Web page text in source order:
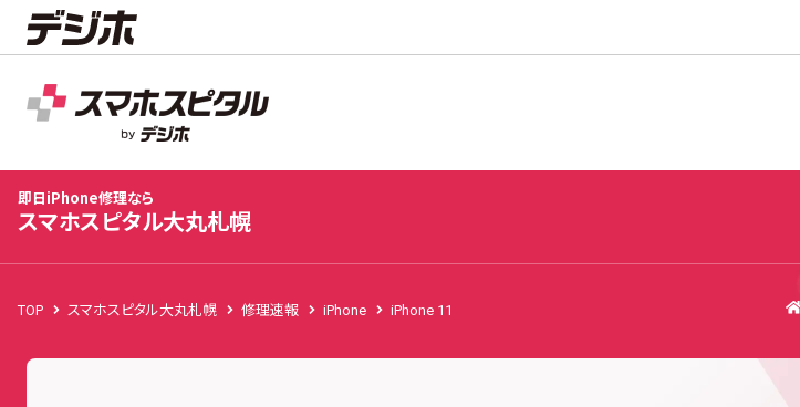
スマホスピタル大丸札幌
店舗TOP 修理料金 修理事例 お客様の声 お知らせ キャンペーン情報
即日iPhone修理なら
スマホスピタル大丸札幌
TOP スマホスピタル大丸札幌 修理速報 iPhone iPhone 11